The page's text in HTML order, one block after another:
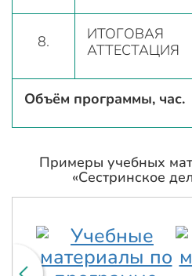
8.
ИТОГОВАЯ
АТТЕСТАЦИЯ
Объём программы, час.
Примеры учебных
«Сестринское